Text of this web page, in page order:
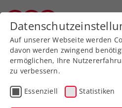
Zurück zur
Ausbildung
Auf unserer Webseite werden
davon werden zwingend
ermöglichen, Ihre
zu verbessern.
Essenziell Statistiken